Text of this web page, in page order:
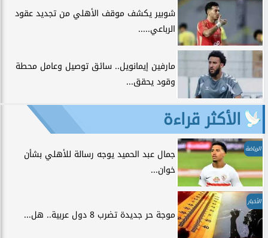
شوبير يكشف موقف الأهلي من تجديد عقود
الرباعي.....
مارفين إيمانويل.. سائق توصيل وعامل محطة
وقود يحقق...
الأكثر قراءة
الرياضة
جمال عبد الحميد يوجه رسالة للأهلي بشأن
خوان...
الأخبار
موجة حر جديدة تضرب 8 دول عربية.. هل...